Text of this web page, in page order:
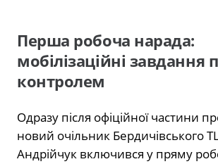
Перша робоча нарада:
мобілізаційні завдання
контролем
Одразу після офіційної частини
новий очільник Бердичівського
Андрійчук включився у пряму